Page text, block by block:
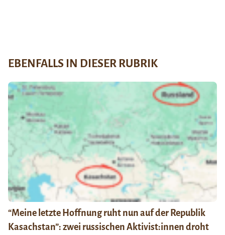
EBENFALLS IN DIESER RUBRIK
“Meine letzte Hoffnung ruht nun auf der Republik
Kasachstan”: zwei russischen Aktivist:innen droht